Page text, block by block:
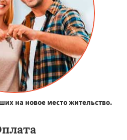
на новое место жительство.